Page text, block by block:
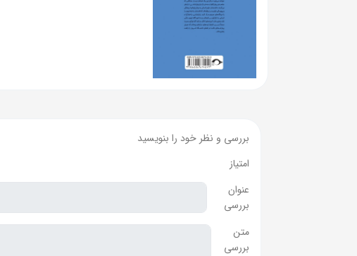
بررسی و نظر خود را بنویسید
امتیاز
عنوان
بررسی
متن
بررسی